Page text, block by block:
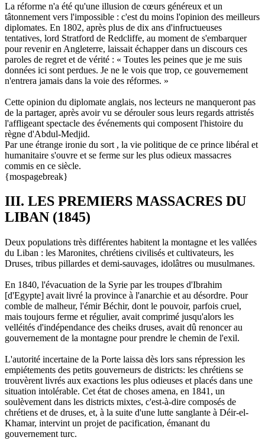
La réforme n'a été qu'une illusion de cœurs généreux et un
tâtonnement vers l'impossible : c'est du moins l'opinion des meilleurs
diplomates. En 1802, après plus de dix ans d'infructueuses
tentatives, lord Stratford de Redcliffe, au moment de s'embarquer
pour revenir en Angleterre, laissait échapper dans un discours ces
paroles de regret et de vérité : « Toutes les peines que je me suis
données ici sont perdues. Je ne le vois que trop, ce gouvernement
n'entrera jamais dans la voie des réformes. »
Cette opinion du diplomate anglais, nos lecteurs ne manqueront pas
de la partager, après avoir vu se dérouler sous leurs regards attristés
l'affligeant spectacle des événements qui composent l'histoire du
règne d'Abdul-Medjid.
Par une étrange ironie du sort , la vie politique de ce prince libéral et
humanitaire s'ouvre et se ferme sur les plus odieux massacres
commis en ce siècle.
{mospagebreak}
III. LES PREMIERS MASSACRES DU
LIBAN (1845)
Deux populations très différentes habitent la montagne et les vallées
du Liban : les Maronites, chrétiens civilisés et cultivateurs, les
Druses, tribus pillardes et demi-sauvages, idolâtres ou musulmanes.
En 1840, l'évacuation de la Syrie par les troupes d'Ibrahim
[d'Egypte] avait livré la province à l'anarchie et au désordre. Pour
comble de malheur, l'émir Béchir, dont le pouvoir, parfois cruel,
mais toujours ferme et régulier, avait comprimé jusqu'alors les
velléités d'indépendance des cheiks druses, avait dû renoncer au
gouvernement de la montagne pour prendre le chemin de l'exil.
L'autorité incertaine de la Porte laissa dès lors sans répression les
empiétements des petits gouverneurs de districts: les chrétiens se
trouvèrent livrés aux exactions les plus odieuses et placés dans une
situation intolérable. Cet état de choses amena, en 1841, un
soulèvement dans les districts mixtes, c'est-à-dire composés de
chrétiens et de druses, et, à la suite d'une lutte sanglante à Déir-el-
Khamar, intervint un projet de pacification, émanant du
gouvernement turc.